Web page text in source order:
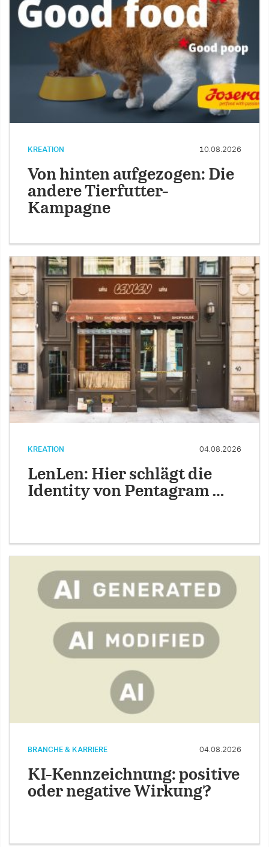
KREATION 10.08.2026
Von hinten aufgezogen: Die
andere Tierfutter-
Kampagne
KREATION 04.08.2026
LenLen: Hier schlägt die
Identity von Pentagram …
BRANCHE & KARRIERE 04.08.2026
KI-Kennzeichnung: positive
oder negative Wirkung?